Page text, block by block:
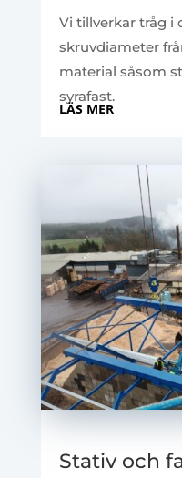
Vi tillverkar tråg i
skruvdiameter
material såsom
syrafast.
LÄS MER
Stativ och